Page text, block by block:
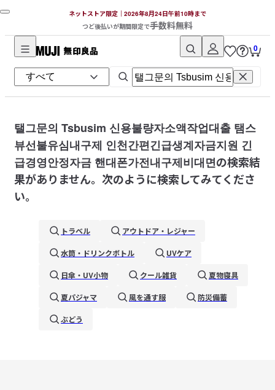
ネットストア限定｜2026年8月24日午前10時まで
つど後払いが期間限定で手数料無料
無
印
良
ネ
ッ
ト
ス
ト
0
탤그문의 Tsbusim 신용불량자소액작업대출 탬스
뷰선불유심내구제 인천간편긴급생계자금지원 긴
급경영안정자금 핸대폰가전내구제비대면の検索結
果がありません。次のように検索してみてくださ
い。
トラベル
アウトドア・レジャー
水筒・ドリンクボトル
UVケア
日傘・UV小物
クール雑貨
夏物寝具
夏パジャマ
風を通す服
防災備蓄
ぶどう